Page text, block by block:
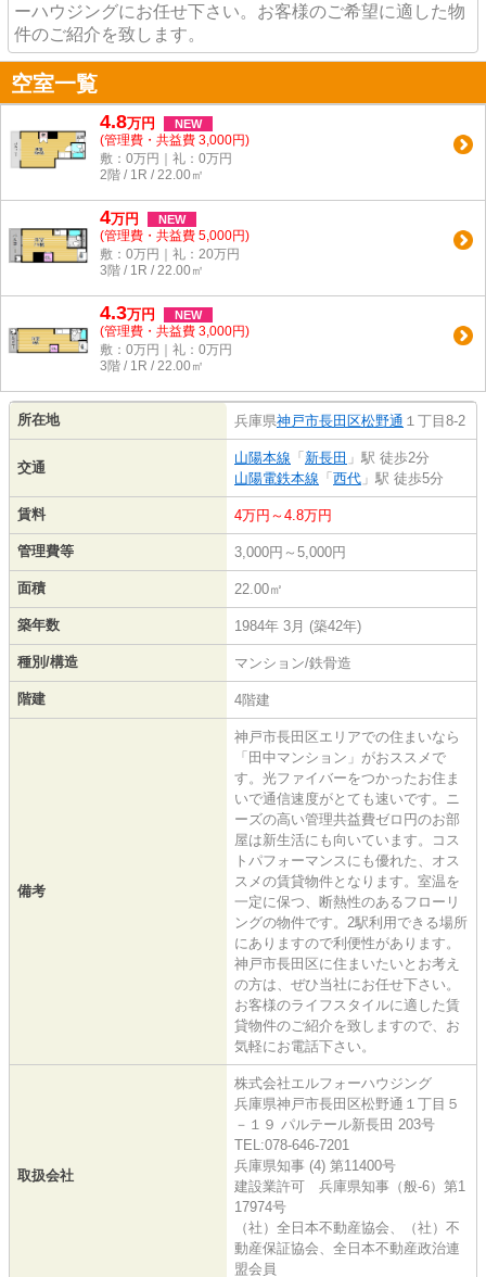
ーハウジングにお任せ下さい。お客様のご希望に適した物
件のご紹介を致します。
空室一覧
4.8万円 NEW
(管理費・共益費 3,000円)
敷：0万円｜礼：0万円
2階 / 1R / 22.00㎡
4万円 NEW
(管理費・共益費 5,000円)
敷：0万円｜礼：20万円
3階 / 1R / 22.00㎡
4.3万円 NEW
(管理費・共益費 3,000円)
敷：0万円｜礼：0万円
3階 / 1R / 22.00㎡
所在地 兵庫県神戸市長田区松野通 １丁目8-2
交通
山陽本線 「新長田 」駅 徒歩2分
山陽電鉄本線 「西代 」駅 徒歩5分
賃料 4万円～4.8万円
管理費等 3,000円～5,000円
面積 22.00㎡
築年数 1984年 3月 (築42年)
種別/構造 マンション/鉄骨造
階建 4階建
備考
神戸市長田区エリアでの住まいなら
「田中マンション」がおススメで
す。光ファイバーをつかったお住ま
いで通信速度がとても速いです。ニ
ーズの高い管理共益費ゼロ円のお部
屋は新生活にも向いています。コス
トパフォーマンスにも優れた、オス
スメの賃貸物件となります。室温を
一定に保つ、断熱性のあるフローリ
ングの物件です。2駅利用できる場所
にありますので利便性があります。
神戸市長田区に住まいたいとお考え
の方は、ぜひ当社にお任せ下さい。
お客様のライフスタイルに適した賃
貸物件のご紹介を致しますので、お
気軽にお電話下さい。
取扱会社
株式会社エルフォーハウジング
兵庫県神戸市長田区松野通１丁目５
－１９ パルテール新長田 203号
TEL:078-646-7201
兵庫県知事 (4) 第11400号
建設業許可 兵庫県知事（般-6）第1
17974号
（社）全日本不動産協会、（社）不
動産保証協会、全日本不動産政治連
盟会員